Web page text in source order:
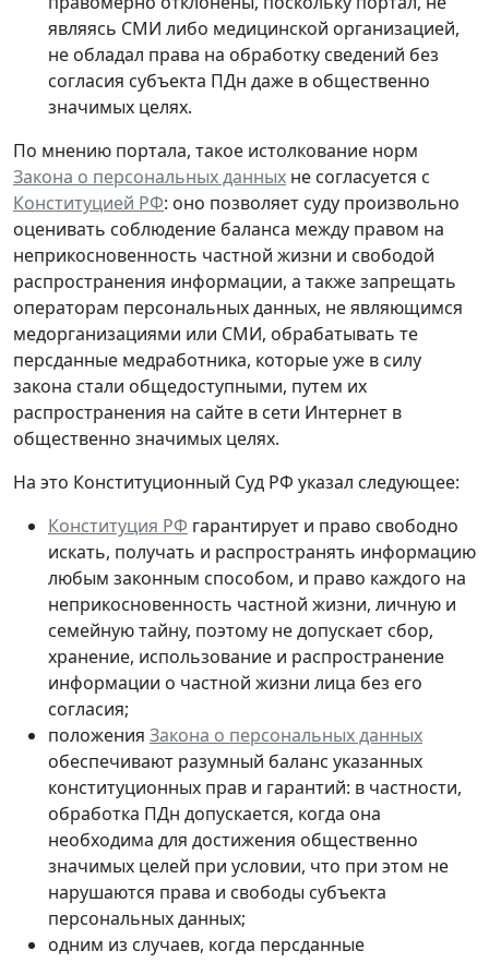
являясь СМИ либо медицинской организацией,
не обладал права на обработку сведений без
согласия субъекта ПДн даже в общественно
значимых целях.
По мнению портала, такое истолкование норм
Закона о персональных данных не согласуется с
Конституцией РФ: оно позволяет суду произвольно
оценивать соблюдение баланса между правом на
неприкосновенность частной жизни и свободой
распространения информации, а также запрещать
операторам персональных данных, не являющимся
медорганизациями или СМИ, обрабатывать те
персданные медработника, которыеуже в силу
закона стали общедоступными, путем их
распространения на сайте в сети Интернет в
общественно значимых целях.
На это Конституционный Суд РФ указал следующее:
Конституция РФ гарантирует и право свободно
искать, получать и распространять информацию
любым законным способом, и право каждого на
неприкосновенность частной жизни, личную и
семейную тайну, поэтому не допускает сбор,
хранение, использование и распространение
информации о частной жизни лица без его
согласия;
положения Закона о персональных данных
обеспечивают разумный баланс указанных
конституционных прав и гарантий: в частности,
обработка ПДн допускается, когда она
необходима для достижения общественно
значимых целей при условии, что при этом не
нарушаются права и свободы субъекта
персональных данных;
одним из случаев, когда персданные